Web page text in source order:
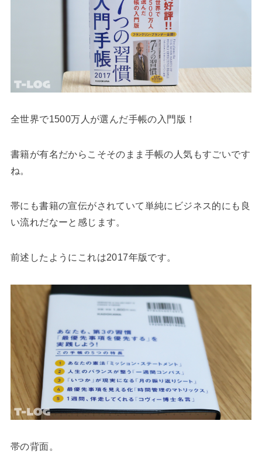
全世界で1500万人が選んだ手帳の入門版！
書籍が有名だからこそそのまま手帳の人気もすごいです
ね。
帯にも書籍の宣伝がされていて単純にビジネス的にも良
い流れだなーと感じます。
前述したようにこれは2017年版です。
帯の背面。